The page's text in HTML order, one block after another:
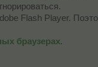
Flash Player.
браузерах.